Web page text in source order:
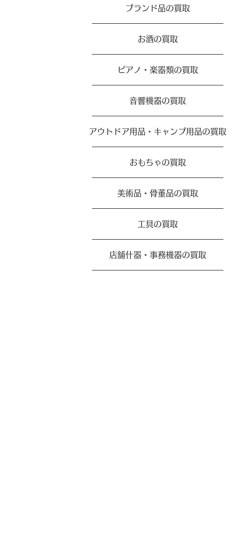
ブランド品の買取
お酒の買取
ピアノ・楽器類の買取
音響機器の買取
アウトドア用品・キャンプ用品の買取
おもちゃの買取
美術品・骨董品の買取
工具の買取
店舗什器・事務機器の買取